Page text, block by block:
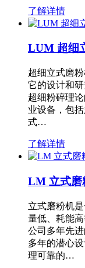
了解详情
LUM 超细
超细立式磨
它的设计和
超细粉碎理
业设备，包
式…
了解详情
LM 立式磨
立式磨粉机
量低、耗能
公司多年先
多年的潜心
理可靠的…